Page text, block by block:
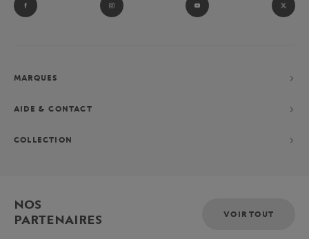
MARQUES
AIDE & CONTACT
COLLECTION
NOS
PARTENAIRES
VOIR TOUT